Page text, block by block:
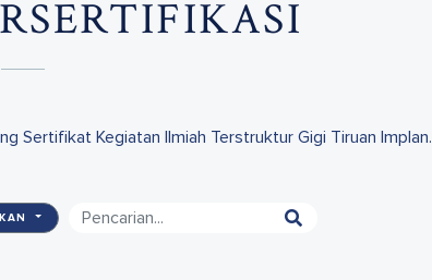
Sertifikat Kegiatan Ilmiah Terstruktur Gigi Tiruan Implan.